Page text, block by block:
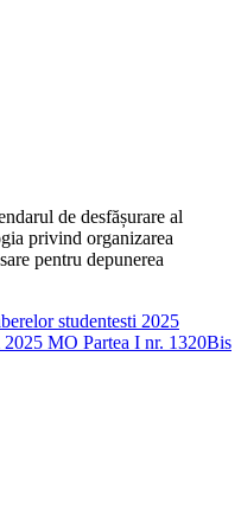
de desfășurare al
privind organizarea
pentru depunerea
studentesti 2025
MO Partea I nr. 1320Bis